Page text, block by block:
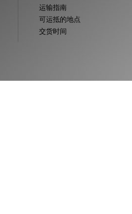
运输指南
可运抵的地点
交货时间